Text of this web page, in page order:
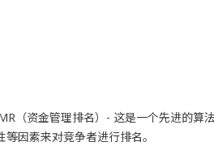
（资金管理排名）- 这是一个先进的算
因素来对竞争者进行排名。